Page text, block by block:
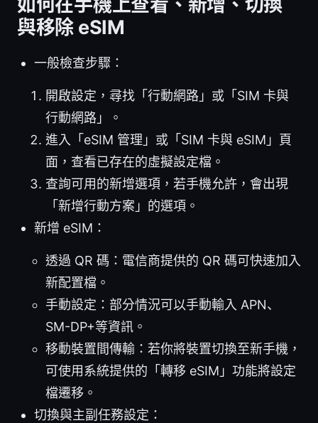
與移除 eSIM
一般檢查步驟：
開啟設定，尋找「行動網路」或「SIM 卡與
行動網路」。
進入「eSIM 管理」或「SIM 卡與 eSIM」頁
面，查看已存在的虛擬設定檔。
查詢可用的新增選項，若手機允許，會出現
「新增行動方案」的選項。
新增 eSIM：
透過 QR 碼：電信商提供的 QR 碼可快速加入
新配置檔。
手動設定：部分情況可以手動輸入 APN、
SM-DP+等資訊。
移動裝置間傳輸：若你將裝置切換至新手機，
可使用系統提供的「轉移 eSIM」功能將設定
檔遷移。
切換與主副任務設定：